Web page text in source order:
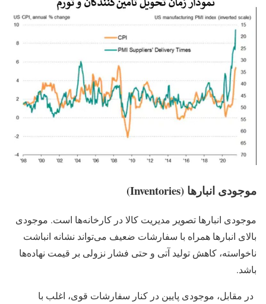
موجودی انبارها (Inventories)
موجودی انبارها تصویر مدیریت کالا در کارخانه‌ها است. موجودی
بالای انبارها همراه با سفارشات ضعیف می‌تواند نشانه انباشت
ناخواسته، کاهش تولید آتی و حتی فشار نزولی بر قیمت نهاده‌ها
باشد.
در مقابل، موجودی پایین در کنار سفارشات قوی، اغلب با